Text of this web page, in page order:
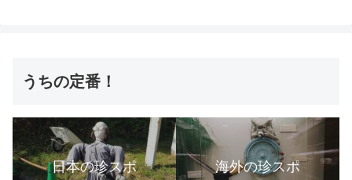
うちの定番！
日本の珍スポ 海外の珍スポ